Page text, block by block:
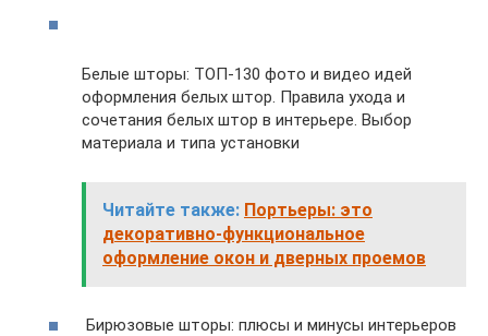
Белые шторы: ТОП-130 фото и видео идей
оформления белых штор. Правила ухода и
сочетания белых штор в интерьере. Выбор
материала и типа установки
Читайте также: Портьеры: это
декоративно-функциональное
оформление окон и дверных проемов
Бирюзовые шторы: плюсы и минусы интерьеров